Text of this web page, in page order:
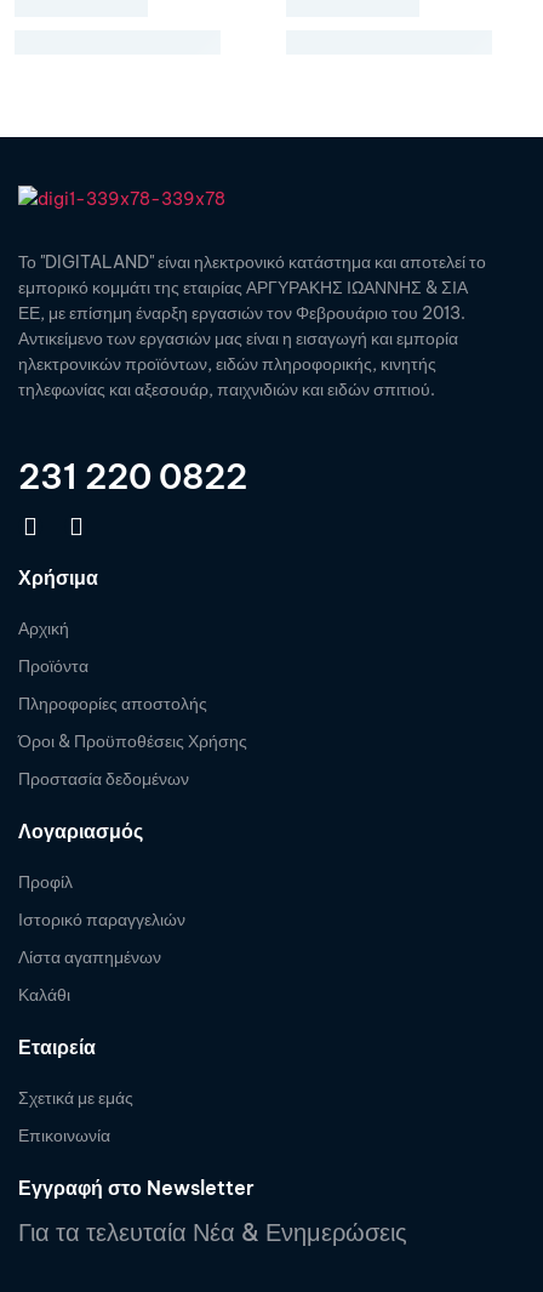
Το "DIGITALAND" είναι ηλεκτρονικό κατάστημα και αποτελεί το
εμπορικό κομμάτι της εταιρίας ΑΡΓΥΡΑΚΗΣ ΙΩΑΝΝΗΣ & ΣΙΑ
ΕΕ, με επίσημη έναρξη εργασιών τον Φεβρουάριο του 2013.
Αντικείμενο των εργασιών μας είναι η εισαγωγή και εμπορία
ηλεκτρονικών προϊόντων, ειδών πληροφορικής, κινητής
τηλεφωνίας και αξεσουάρ, παιχνιδιών και ειδών σπιτιού.
231 220 0822
Χρήσιμα
Αρχική
Προϊόντα
Πληροφορίες αποστολής
Όροι & Προϋποθέσεις Χρήσης
Προστασία δεδομένων
Λογαριασμός
Προφίλ
Ιστορικό παραγγελιών
Λίστα αγαπημένων
Καλάθι
Εταιρεία
Σχετικά με εμάς
Επικοινωνία
Εγγραφή στο Newsletter
Για τα τελευταία Νέα & Ενημερώσεις